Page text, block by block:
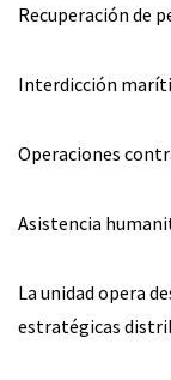
Recuperación de
Interdicción
Operaciones
Asistencia
La unidad opera
estratégicas